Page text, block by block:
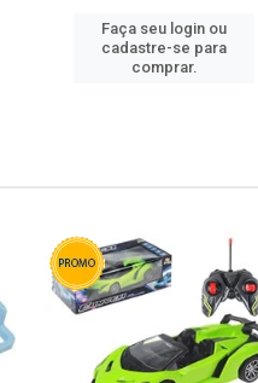
Faça seu login ou
cadastre-se para
comprar.